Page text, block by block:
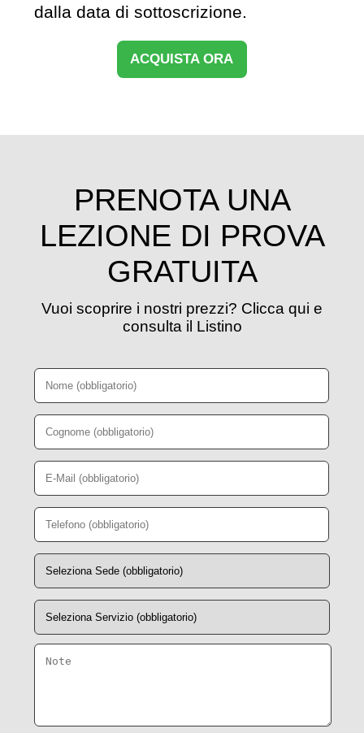
dalla data di sottoscrizione.
ACQUISTA ORA
PRENOTA UNA
LEZIONE DI PROVA
GRATUITA
Vuoi scoprire i nostri prezzi? Clicca qui e
consulta il Listino